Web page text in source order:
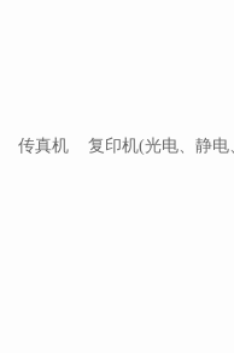
传真机 复印机(光电、静电